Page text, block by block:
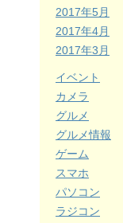
2017年5月
2017年4月
2017年3月
イベント
カメラ
グルメ
グルメ情報
ゲーム
スマホ
パソコン
ラジコン